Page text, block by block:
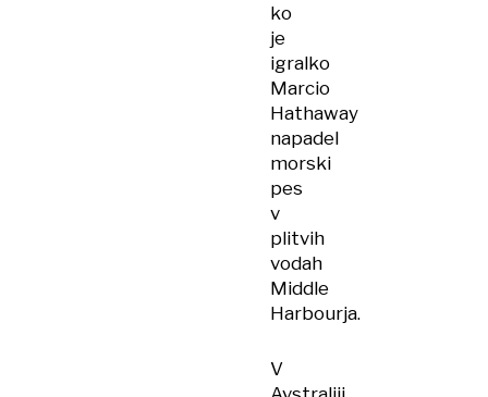
ko
je
igralko
Marcio
Hathaway
napadel
morski
pes
v
plitvih
vodah
Middle
Harbourja.
V